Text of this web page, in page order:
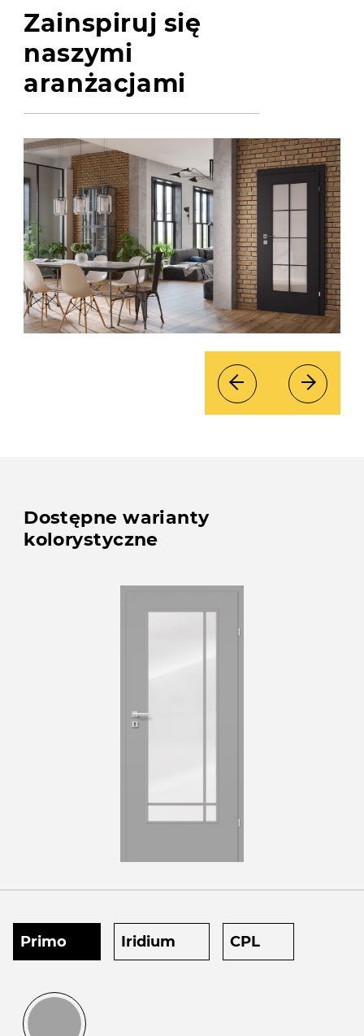
Zainspiruj się
naszymi
aranżacjami
Dostępne warianty
kolorystyczne
Primo Iridium CPL